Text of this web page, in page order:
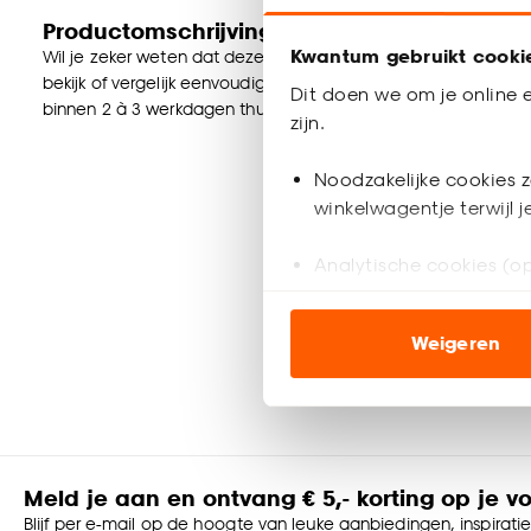
Kwantum gebruikt
Dit doen we om je online
zijn.
Noodzakelijke cookies
winkelwagentje terwijl
Analytische cookies
ook buiten de
Klik op ‘Ja, alles
accepteren door op
Goed om te weten is dat
Weigeren
Productomschrijving
Wil je zeker weten dat deze vloer bij de rest van jouw
bekijk of vergelijk eenvoudig welke vloer jouw favoriet is. Zo
binnen 2 à 3 werkdagen thuisbezorgd en passen door de
Meld je aan en ontvang € 5,- korting op je
Blijf per e-mail op de hoogte van leuke aanbiedingen,